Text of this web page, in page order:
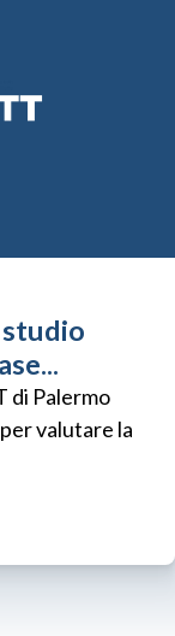
di Palermo
valutare la